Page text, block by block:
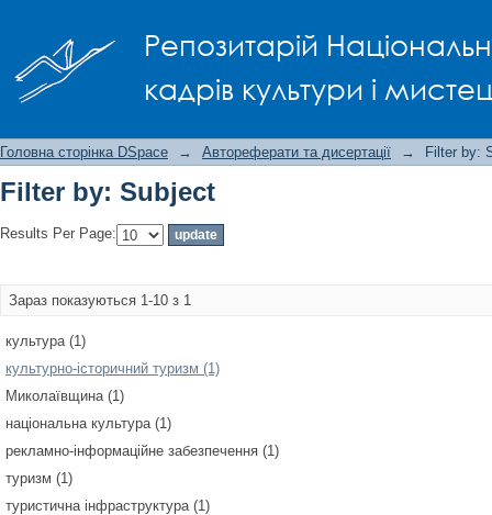
Репозитарій
кадрів культури і
Головна сторінка DSpace → Автореферати та дисертації → Filter by:
Filter by: Subject
Results Per Page:
Зараз показуються 1-10 з 1
культура (1)
культурно-історичний туризм (1)
Миколаївщина (1)
національна культура (1)
рекламно-інформаційне забезпечення (1)
туризм (1)
туристична інфраструктура (1)